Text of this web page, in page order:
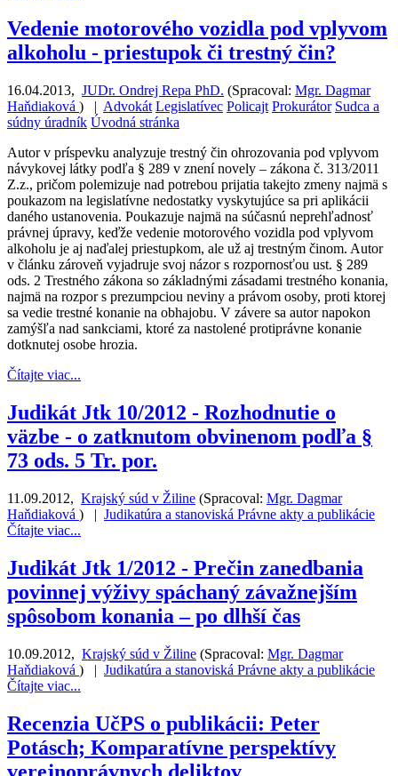
Vedenie motorového vozidla pod vplyvom
alkoholu - priestupok či trestný čin?
16.04.2013, JUDr. Ondrej Repa PhD. (Spracoval: Mgr. Dagmar
Haňdiaková ) | Advokát Legislatívec Policajt Prokurátor Sudca a
súdny úradník Úvodná stránka
Autor v príspevku analyzuje trestný čin ohrozovania pod vplyvom
návykovej látky podľa § 289 v znení novely – zákona č. 313/2011
Z.z., pričom polemizuje nad potrebou prijatia takejto zmeny najmä s
poukazom na legislatívne nedostatky vyskytujúce sa pri aplikácii
daného ustanovenia. Poukazuje najmä na súčasnú neprehľadnosť
právnej úpravy, keďže vedenie motorového vozidla pod vplyvom
alkoholu je aj naďalej priestupkom, ale už aj trestným činom. Autor
v článku zároveň vyjadruje svoj názor s rozpornosťou ust. § 289
ods. 2 Trestného zákona so základnými zásadami trestného konania,
najmä na rozpor s prezumpciou neviny a právom osoby, proti ktorej
sa vedie trestné konanie na obhajobu. V závere sa autor napokon
zamýšľa nad sankciami, ktoré za nastolené protiprávne konanie
dotknutej osobe hrozia.
Čítajte viac...
Judikát Jtk 10/2012 - Rozhodnutie o
väzbe - o zatknutom obvinenom podľa §
73 ods. 5 Tr. por.
11.09.2012, Krajský súd v Žiline (Spracoval: Mgr. Dagmar
Haňdiaková ) | Judikatúra a stanoviská Právne akty a publikácie
Čítajte viac...
Judikát Jtk 1/2012 - Prečin zanedbania
povinnej výživy spáchaný závažnejším
spôsobom konania – po dlhší čas
10.09.2012, Krajský súd v Žiline (Spracoval: Mgr. Dagmar
Haňdiaková ) | Judikatúra a stanoviská Právne akty a publikácie
Čítajte viac...
Recenzia UčPS o publikácii: Peter
Potásch; Komparatívne perspektívy